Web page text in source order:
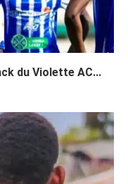
du Violette AC...